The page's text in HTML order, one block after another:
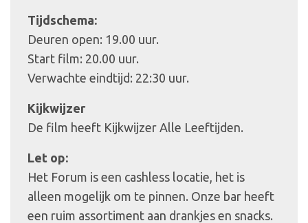
Tijdschema:
Deuren open: 19.00 uur.
Start film: 20.00 uur.
Verwachte eindtijd: 22:30 uur.
Kijkwijzer
De film heeft Kijkwijzer Alle Leeftijden.
Let op:
Het Forum is een cashless locatie, het is
alleen mogelijk om te pinnen. Onze bar heeft
een ruim assortiment aan drankjes en snacks.